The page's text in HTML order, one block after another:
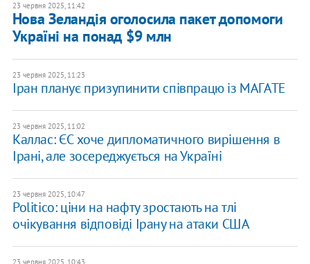
23 червня 2025, 11:42
Нова Зеландія оголосила пакет допомоги
Україні на понад $9 млн
23 червня 2025, 11:23
Іран планує призупинити співпрацю із МАГАТЕ
23 червня 2025, 11:02
Каллас: ЄС хоче дипломатичного вирішення в
Ірані, але зосереджується на Україні
23 червня 2025, 10:47
Politico: ціни на нафту зростають на тлі
очікування відповіді Ірану на атаки CША
23 червня 2025, 10:43